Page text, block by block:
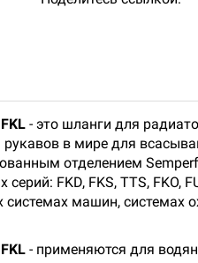
- это шланги для
рукавов в мире для
отделением
FKD, FKS, TTS,
машин, системах
- применяются для